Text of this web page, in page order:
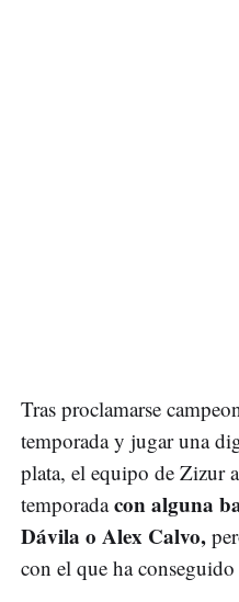
Tras proclamarse
temporada y jugar una
plata, el equipo de Zizur
temporadacon alguna
Dávila o Alex Calvo,
con el que ha